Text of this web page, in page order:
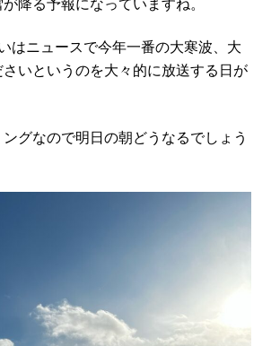
降る予報になっていますね。
はニュースで今年一番の大寒波、大
いというのを大々的に放送する日が
グなので明日の朝どうなるでしょう